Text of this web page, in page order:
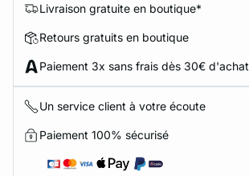
Livraison gratuite en boutique*
Retours gratuits en boutique
Paiement 3x sans frais dès 30€ d'achat
Un service client à votre écoute
Paiement 100% sécurisé